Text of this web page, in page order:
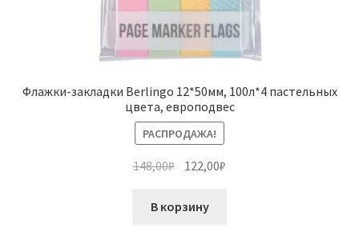
Флажки-закладки Berlingo 12*50мм, 100л*4 пастельных
цвета, европодвес
РАСПРОДАЖА!
148,00₽ Первоначальная
составляла
122,00₽
В корзину